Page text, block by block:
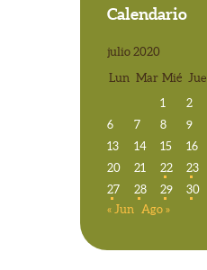
Calendario
julio 2020
Lun Mar Mié Jue
1
2
6
7 8 9
13
14 15 16
20
21 22 23
27
28 29 30
« Jun
Ago »